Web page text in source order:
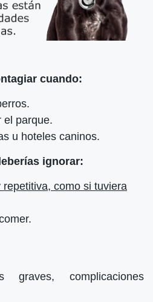
cuando:
el parque.
u hoteles caninos.
ignorar:
repetitiva, como si tuviera
complicaciones